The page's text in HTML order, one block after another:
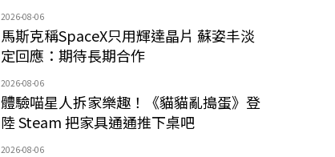
2026-08-06
馬斯克稱SpaceX只用輝達晶片 蘇姿丰淡
定回應：期待長期合作
2026-08-06
體驗喵星人拆家樂趣！《貓貓亂搗蛋》登
陸 Steam 把家具通通推下桌吧
2026-08-06